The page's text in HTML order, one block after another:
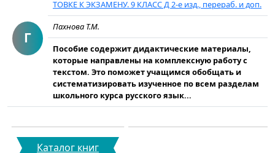
Г
ТОВКЕ К ЭКЗАМЕНУ. 9 КЛАСС Д 2-е изд., перераб. и доп.
Пахнова Т.М.
Пособие содержит дидактические материалы,
которые направлены на комплексную работу с
текстом. Это поможет учащимся обобщать и
систематизировать изученное по всем разделам
школьного курса русского язык...
Каталог книг